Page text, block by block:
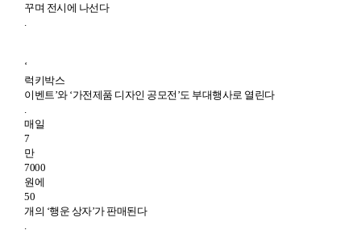
꾸며 전시에 나선다
.
‘
럭키박스
이벤트’와 ‘가전제품 디자인 공모전’도 부대행사로 열린다
.
매일
7
만
7000
원에
50
개의 ‘행운 상자’가 판매된다
.